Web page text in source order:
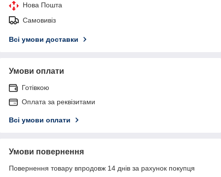
Нова Пошта
Самовивіз
Всі умови доставки
Умови оплати
Готівкою
Оплата за реквізитами
Всі умови оплати
Умови повернення
Повернення товару впродовж 14 днів за рахунок покупця